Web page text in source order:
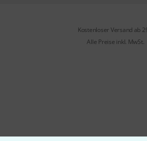
Kostenloser Versand ab
Alle Preise inkl. MwSt.